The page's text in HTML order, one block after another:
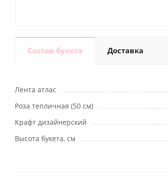
Состав букета Доставка
Лента атлас
Роза тепличная (50 см)
Крафт дизайнерский
Высота букета, см